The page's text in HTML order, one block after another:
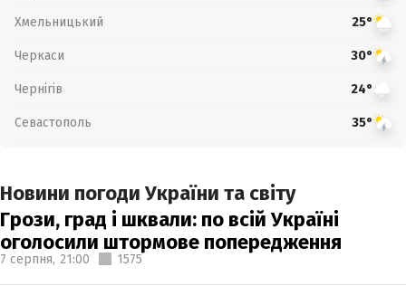
Хмельницький 25°
Черкаси 30°
Чернігів 24°
Севастополь 35°
Новини погоди України та світу
Грози, град і шквали: по всій Україні
оголосили штормове попередження
7 серпня, 21:00 1575